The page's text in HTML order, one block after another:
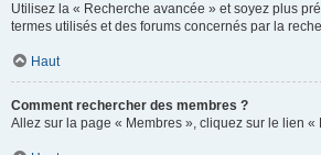
Utilisez la « Recherche avancée » et soyez plus
termes utilisés et des forums concernés par la
Haut
Comment rechercher des membres ?
Allez sur la page « Membres », cliquez sur le lien